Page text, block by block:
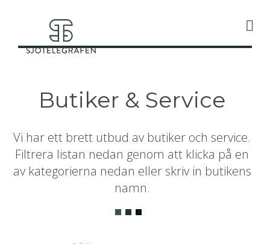
Butiker & Service
Vi har ett brett utbud av butiker och service.
Filtrera listan nedan genom att klicka på en
av kategorierna nedan eller skriv in butikens
namn.